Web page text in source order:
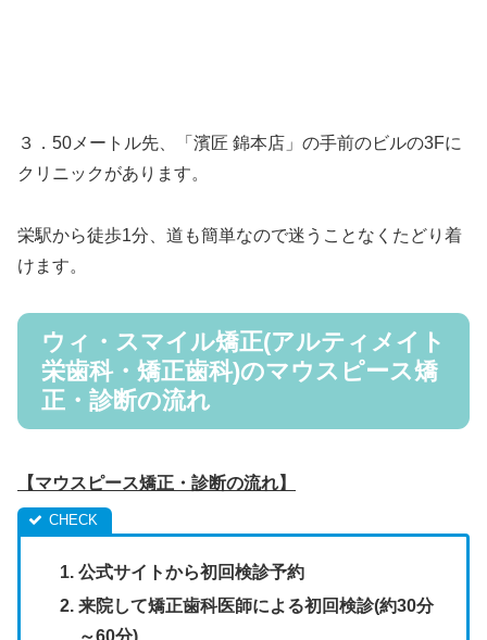
３．50メートル先、「濱匠 錦本店」の手前のビルの3Fに
クリニックがあります。
栄駅から徒歩1分、道も簡単なので迷うことなくたどり着
けます。
ウィ・スマイル矯正(アルティメイト
栄歯科・矯正歯科)のマウスピース矯
正・診断の流れ
【マウスピース矯正・診断の流れ】
公式サイトから初回検診予約
来院して矯正歯科医師による初回検診(約30分
～60分)